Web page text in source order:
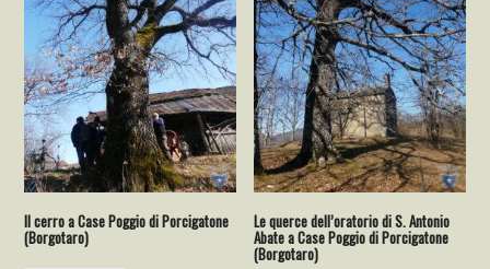
Il cerro a Case Poggio di Porcigatone
(Borgotaro)
Le querce dell’oratorio di S. Antonio
Abate a Case Poggio di Porcigatone
(Borgotaro)